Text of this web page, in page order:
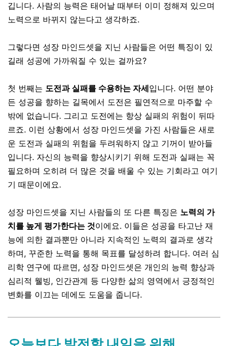
깁니다. 사람의 능력은 태어날 때부터 이미 정해져 있으며
노력으로 바뀌지 않는다고 생각하죠.
그렇다면 성장 마인드셋을 지닌 사람들은 어떤 특징이 있
길래 성공에 가까워질 수 있는 걸까요?
첫 번째는 도전과 실패를 수용하는 자세입니다. 어떤 분야
든 성공을 향하는 길목에서 도전은 필연적으로 마주할 수
밖에 없습니다. 그리고 도전에는 항상 실패의 위험이 뒤따
르죠. 이런 상황에서 성장 마인드셋을 가진 사람들은 새로
운 도전과 실패의 위험을 두려워하지 않고 기꺼이 받아들
입니다. 자신의 능력을 향상시키기 위해 도전과 실패는 꼭
필요하며 오히려 더 많은 것을 배울 수 있는 기회라고 여기
기 때문이에요.
성장 마인드셋을 지닌 사람들의 또 다른 특징은 노력의 가
치를 높게 평가한다는 것이에요. 이들은 성공을 타고난 재
능에 의한 결과뿐만 아니라 지속적인 노력의 결과로 생각
하며, 꾸준한 노력을 통해 목표를 달성하려 합니다. 여러 심
리학 연구에 따르면, 성장 마인드셋은 개인의 능력 향상과
심리적 웰빙, 인간관계 등 다양한 삶의 영역에서 긍정적인
변화를 이끄는 데에도 도움을 줍니다.